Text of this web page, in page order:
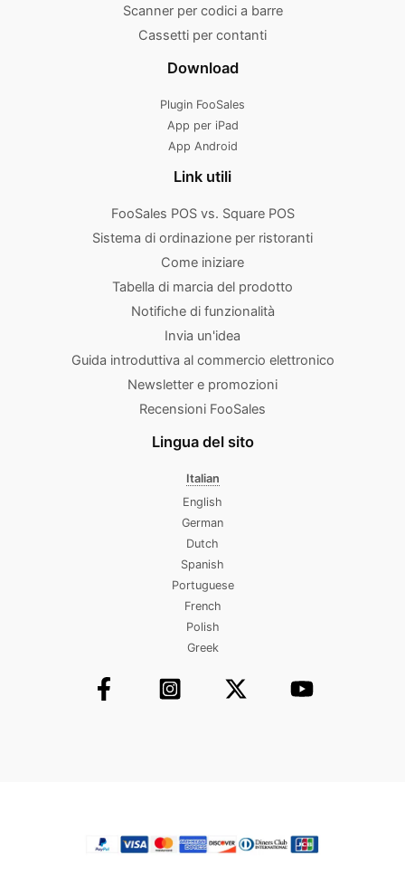
Scanner per codici a barre
Cassetti per contanti
Download
Plugin FooSales
App per iPad
App Android
Link utili
FooSales POS vs. Square POS
Sistema di ordinazione per ristoranti
Come iniziare
Tabella di marcia del prodotto
Notifiche di funzionalità
Invia un'idea
Guida introduttiva al commercio elettronico
Newsletter e promozioni
Recensioni FooSales
Lingua del sito
Italian
English
German
Dutch
Spanish
Portuguese
French
Polish
Greek